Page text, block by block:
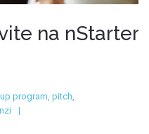
na nStarter
program pitch